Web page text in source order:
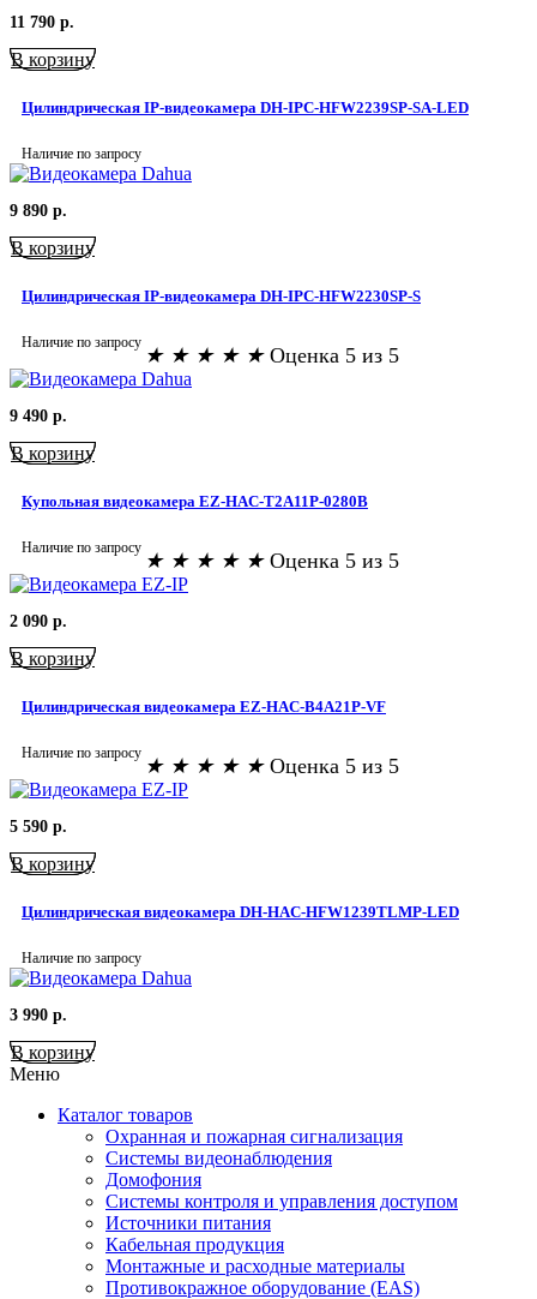
11 790 р.
В корзину
Цилиндрическая IP-видеокамера DH-IPC-HFW2239SP-SA-LED
Наличие по запросу
9 890 р.
В корзину
Цилиндрическая IP-видеокамера DH-IPC-HFW2230SP-S
Наличие по запросу
★ ★ ★ ★ ★ Оценка 5 из 5
9 490 р.
В корзину
Купольная видеокамера EZ-HAC-T2A11P-0280B
Наличие по запросу
★ ★ ★ ★ ★ Оценка 5 из 5
2 090 р.
В корзину
Цилиндрическая видеокамера EZ-HAC-B4A21P-VF
Наличие по запросу
★ ★ ★ ★ ★ Оценка 5 из 5
5 590 р.
В корзину
Цилиндрическая видеокамера DH-HAC-HFW1239TLMP-LED
Наличие по запросу
3 990 р.
В корзину
Меню
Каталог товаров
Охранная и пожарная сигнализация
Системы видеонаблюдения
Домофония
Системы контроля и управления доступом
Источники питания
Кабельная продукция
Монтажные и расходные материалы
Противокражное оборудование (EAS)